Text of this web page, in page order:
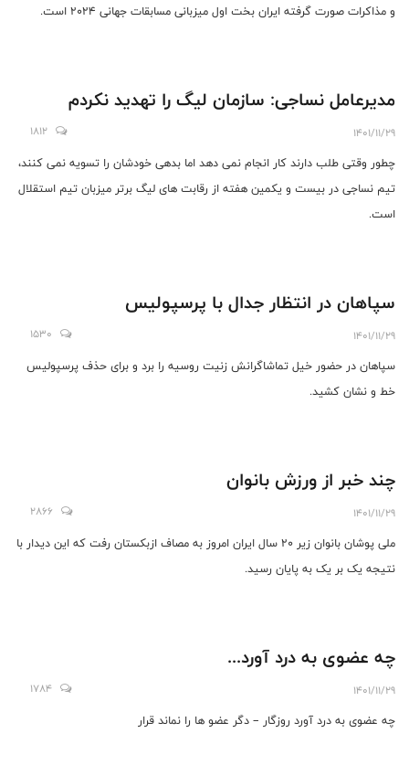
و مذاکرات صورت گرفته ایران بخت اول میزبانی مسابقات جهانی 2024 است.
مدیرعامل نساجی: سازمان لیگ را تهدید نکردم
1401/11/29
1812
چطور وقتی طلب دارند کار انجام نمی دهد اما بدهی خودشان را تسویه نمی کنند،
تیم نساجی در بیست و یکمین هفته از رقابت های لیگ برتر میزبان تیم استقلال
است.
سپاهان در انتظار جدال با پرسپولیس
1401/11/29
1530
سپاهان در حضور خیل تماشاگرانش زنیت روسیه را برد و برای حذف پرسپولیس
خط و نشان کشید.
چند خبر از ورزش بانوان
1401/11/29
2866
ملی پوشان بانوان زیر ۲۰ سال ایران امروز به مصاف ازبکستان رفت که این دیدار با
نتیجه یک بر یک به پایان رسید.
چه عضوی به درد آورد...
1401/11/29
1784
چه عضوی به درد آورد روزگار – دگر عضو ها را نماند قرار